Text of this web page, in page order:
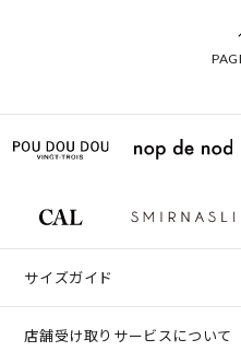
サイズガイド
店舗受け取りサービスについて